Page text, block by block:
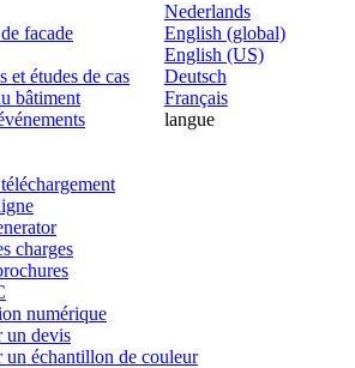
Nederlands
English (global)
English (US)
Deutsch
Français
langue
facade
et études de cas
bâtiment
charges
numérique
un devis
un échantillon de couleur